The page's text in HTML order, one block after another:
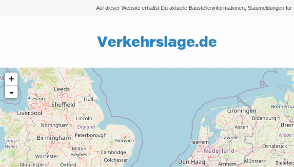
Auf dieser Website erhältst Du aktuelle Baustelleninformationen, Staumeldungen
+
-